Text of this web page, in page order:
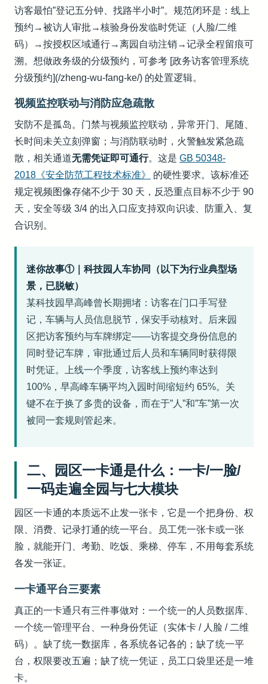
访客最怕”登记五分钟、找路半小时”。规范闭环是：线上
预约→被访人审批→核验身份发临时凭证（人脸/二维
码）→按授权区域通行→离园自动注销→记录全程留痕可
溯。想做政务级的分级预约，可参考 [政务访客管理系统
分级预约](/zheng-wu-fang-ke/) 的处置逻辑。
视频监控联动与消防应急疏散
安防不是孤岛。门禁与视频监控联动，异常开门、尾随、
长时间未关立刻弹窗；与消防联动时，火警触发紧急疏
散，相关通道无需凭证即可通行。这是 GB 50348-
2018《安全防范工程技术标准》
的硬性要求。该标准还
规定视频图像存储不少于 30 天，反恐重点目标不少于 90
天，安全等级 3/4 的出入口应支持双向识读、防重入、复
合识别。
迷你故事①｜科技园人车协同（以下为行业典型场
景，已脱敏）
某科技园早高峰曾长期拥堵：访客在门口手写登
记，车辆与人员信息脱节，保安手动核对。后来园
区把访客预约与车牌绑定——访客提交身份信息的
同时登记车牌，审批通过后人员和车辆同时获得限
时凭证。上线一个季度，访客线上预约率达到
100%，早高峰车辆平均入园时间缩短约 65%。关
键不在于换了多贵的设备，而在于”人”和”车”第一次
被同一套规则管起来。
二、园区一卡通是什么：一卡/一脸/
一码走遍全园与七大模块
园区一卡通的本质远不止发一张卡，它是一个把身份、权
限、消费、记录打通的统一平台。员工凭一张卡或一张
脸，就能开门、考勤、吃饭、乘梯、停车，不用每套系统
各发一张证。
一卡通平台三要素
真正的一卡通只有三件事做对：一个统一的人员数据库、
一个统一管理平台、一种身份凭证（实体卡 / 人脸 / 二维
码）。缺了统一数据库，各系统各记各的；缺了统一平
台，权限要改五遍；缺了统一凭证，员工口袋里还是一堆
卡。